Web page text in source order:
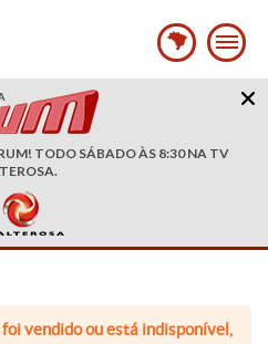
TODO SÁBADO ÀS 8:30 NA TV
vendido ou está indisponível,